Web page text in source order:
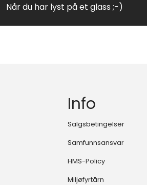
Når du har lyst på et glass ;-)
Info
Salgsbetingelser
Samfunnsansvar
HMS-Policy
Miljøfyrtårn